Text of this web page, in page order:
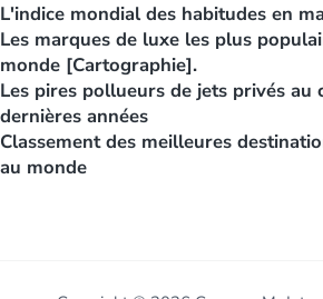
L'indice mondial des habitudes en
Les marques de luxe les plus
monde [Cartographie].
Les pires pollueurs de jets privés au
dernières années
Classement des meilleures
au monde